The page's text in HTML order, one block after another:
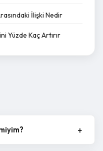
İlişki Nedir
Yüzde Kaç Artırır